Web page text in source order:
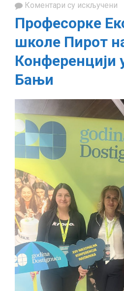
Коментари су искључени
у
Професорке
школе Пирот
Конференцији
Бањи